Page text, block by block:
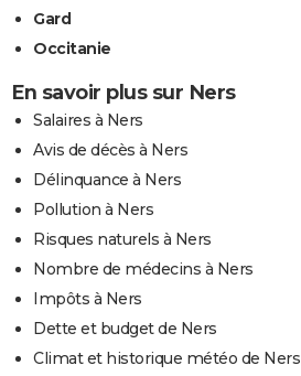
Gard
Occitanie
En savoir plus sur Ners
Salaires à Ners
Avis de décès à Ners
Délinquance à Ners
Pollution à Ners
Risques naturels à Ners
Nombre de médecins à Ners
Impôts à Ners
Dette et budget de Ners
Climat et historique météo de Ners